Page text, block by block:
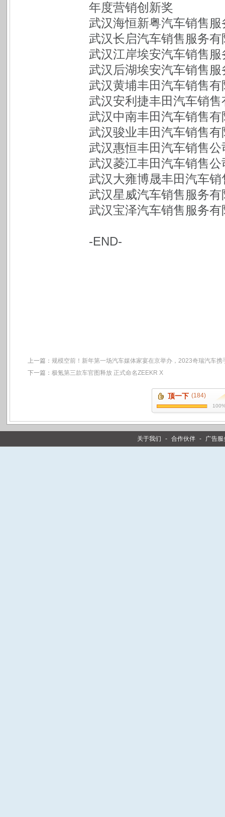
年度营销创新奖
武汉海恒新粤汽车销售
武汉长启汽车销售服务有
武汉江岸埃安汽车销售
武汉后湖埃安汽车销售
武汉黄埔丰田汽车销售有
武汉安利捷丰田汽车销售
武汉中南丰田汽车销售有
武汉骏业丰田汽车销售有
武汉惠恒丰田汽车销售公
武汉菱江丰田汽车销售公
武汉大雍博晟丰田汽车
武汉星威汽车销售服务有
武汉宝泽汽车销售服务有
-END-
上一篇： 规模空前！新年第一场汽车媒体家宴在京举办，2023奇瑞汽车携
下一篇： 极氪第三款车官图释放 正式命名ZEEKR X
顶一下 (184)
关于我们 - 合作伙伴 - 广告服